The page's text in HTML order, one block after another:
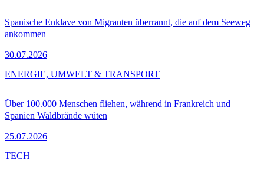
Spanische Enklave von Migranten überrannt, die auf dem Seeweg
ankommen
30.07.2026
Über 100.000 Menschen fliehen, während in Frankreich und
Spanien Waldbrände wüten
25.07.2026
ENERGIE, UMWELT & TRANSPORT
TECH